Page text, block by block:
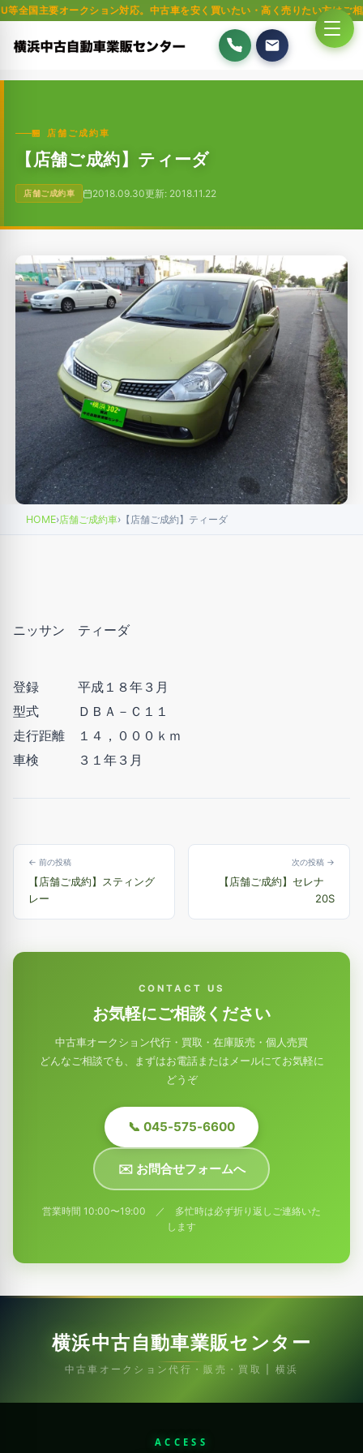
クション対応。中古車を安く買いたい・高く売りたい方はご相談ください
🏪 店舗ご成約車
【店舗ご成約】ティーダ
店舗ご成約車 2018.09.30更新: 2018.11.22
HOME›店舗ご成約車› 【店舗ご成約】ティーダ
ニッサン ティーダ
登録 平成１８年３月
型式 ＤＢＡ－Ｃ１１
走行距離 １４，０００ｋｍ
車検 ３１年３月
← 前の投稿
【店舗ご成約】スティング
レー
次の投稿 →
【店舗ご成約】セレナ
20S
CONTACT US
お気軽にご相談ください
中古車オークション代行・買取・在庫販売・個人売買
どんなご相談でも、まずはお電話またはメールにてお気軽に
どうぞ
📞 045-575-6600
✉️ お問合せフォームへ
営業時間 10:00〜19:00 ／ 多忙時は必ず折り返しご連絡いた
します
横浜中古自動車業販センター
中古車オークション代行・販売・買取 | 横浜
ACCESS